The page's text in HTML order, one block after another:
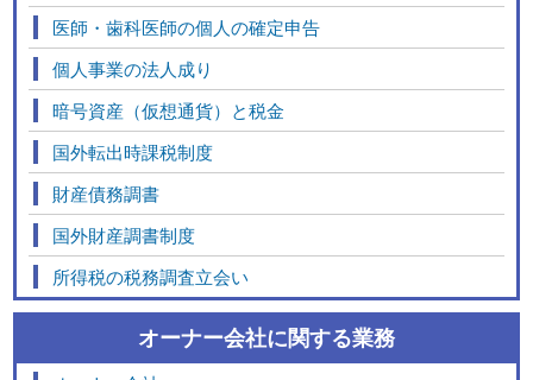
医師・歯科医師の個人の確定申告
個人事業の法人成り
暗号資産（仮想通貨）と税金
国外転出時課税制度
財産債務調書
国外財産調書制度
所得税の税務調査立会い
オーナー会社に関する業務